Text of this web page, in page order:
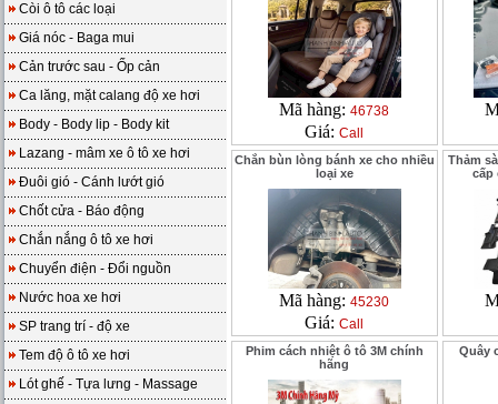
Còi ô tô các loại
Giá nóc - Baga mui
Cản trước sau - Ốp cản
Ca lăng, mặt calang độ xe hơi
Body - Body lip - Body kit
Lazang - mâm xe ô tô xe hơi
Đuôi gió - Cánh lướt gió
Chốt cửa - Báo động
Chắn nắng ô tô xe hơi
Chuyển điện - Đổi nguồn
Nước hoa xe hơi
SP trang trí - độ xe
Tem độ ô tô xe hơi
Lót ghế - Tựa lưng - Massage
Mã hàng:46738
Giá:Call
Chắn bùn lòng bánh xe cho nhiều
loại xe
Mã hàng:45230
Giá:Call
Thảm
cấp
Phim cách nhiệt ô tô 3M chính
hãng
Quây